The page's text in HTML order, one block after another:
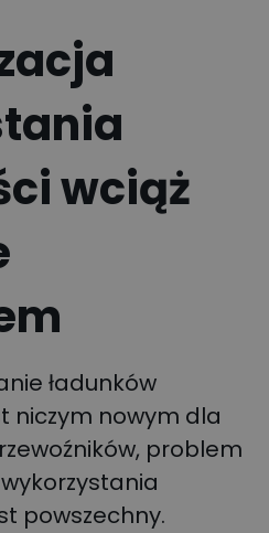
wciąż
ładunków
niczym nowym dla
problem
powszechny.